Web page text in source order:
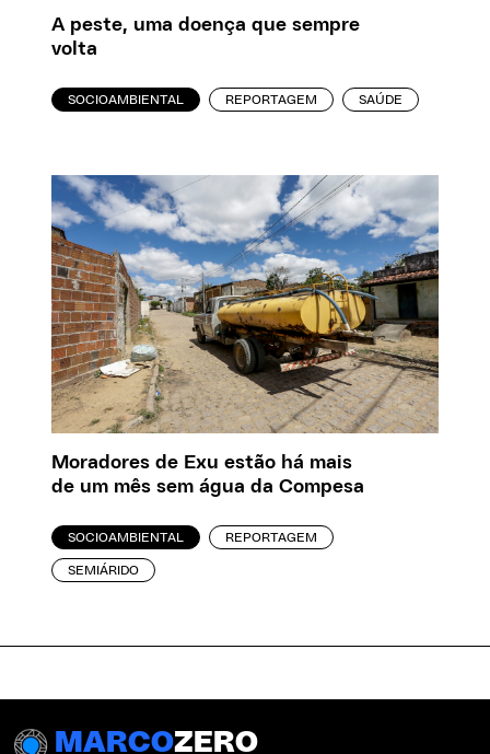
A peste, uma doença que sempre
volta
SOCIOAMBIENTAL REPORTAGEM SAÚDE
Moradores de Exu estão há mais
de um mês sem água da Compesa
SOCIOAMBIENTAL REPORTAGEM
SEMIÁRIDO
MARCOZERO